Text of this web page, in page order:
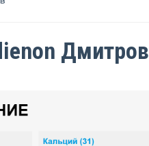
Дмитров